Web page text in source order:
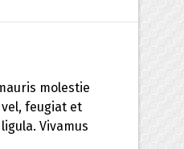
molestie
feugiat et
Vivamus